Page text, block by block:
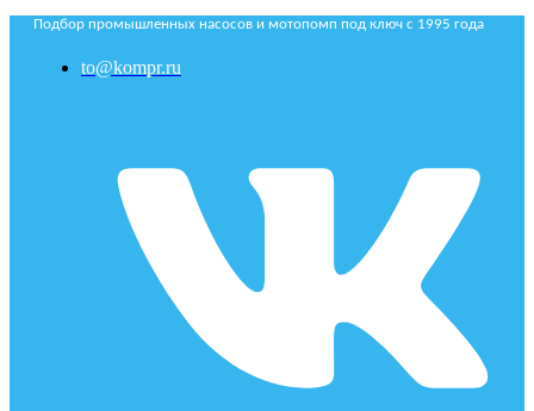
Подбор промышленных насосов и мотопомп под ключ с 1995 года
to@kompr.ru